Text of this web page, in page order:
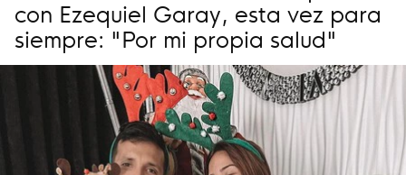
con Ezequiel Garay, esta vez para
siempre: "Por mi propia salud"